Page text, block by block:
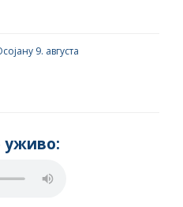
9. августа
yживо: